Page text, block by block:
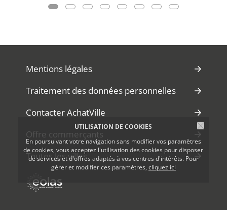
UTILISATION DE COOKIES
En poursuivant votre navigation sans modifier vos paramètres
de cookies, vous acceptez l'utilisation des cookies pour disposer
de services et d'offres adaptés à vos centres d'intérêts. Pour
gérer et modifier ces paramètres, cliquez ici
Mentions légales
Traitement des données personnelles
Contacter AchatVille
Offre commerçants
Toutes les villes